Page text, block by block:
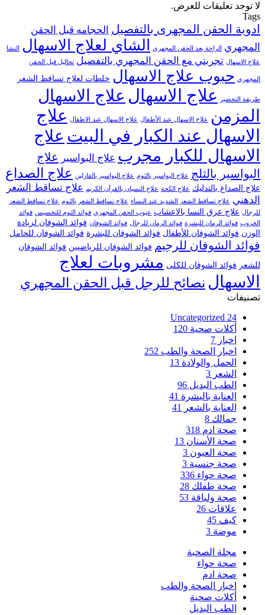
لا توجد تعليقات للعرض.
Tags
ادوية الحقن المجهرى بالتفصيل الحجامه قبل الحقن
المجهري
الراحة بعد الحقن المجهري الشاي لعلاج الاسهال النشا
علاج الاسهال تجربتي مع الحقن المجهري بالتفصيل تحاليل قبل الحقن
المجهري حبوب علاج الاسهال خلطات لعلاج تساقط الشعر
طريقة التحضير علاج الاسهال علاج الاسهال
المزمن
علاج الاسهال عند الأطفال علاج الاسهال عند الاطفال علاج
الاسهال عند الكبار في البيت علاج
الاسهال للكبار مجرب علاج البواسير علاج
البواسير بالثلج علاج البواسير بالثوم علاج البواسير بالفازلين علاج الصداع
علاج الصداع بالتدليك علاج الكحة علاج النسيان بالقرآن الكريم علاج تساقط الشعر
الدهني علاج تساقط الشعر الشديد عند النساء علاج تساقط الشعر بالثوم علاج تساقط الشعر
للرجال علاج عرق النسا بالاعشاب عيوب الحقن المجهري فوائد الثوم للتخسيس فوائد
الخروب فوائد الرمان للبشرة فوائد الرمان للرجال فوائد الشوفان فوائد الشوفان لزيادة
الوزن فوائد الشوفان للأطفال فوائد الشوفان للبشرة فوائد الشوفان للحامل
فوائد الشوفان للرجيم فوائد الشوفان للرياضيين فوائد الشوفان
للشعر فوائد الشوفان للكلى مشروبات لعلاج
الاسهال نصائح للرجل قبل الحقن المجهري
تصنيفات
Uncategorized 24
أكلات صحية 120
اخبار 7
اخبار الصحة والطب 252
الحمل والولادة 13
الشعر 3
الطب البديل 96
العناية بالبشرة 41
العناية بالشعر
41
جمالك 8
صحة ادم 318
صحة الأسنان 13
صحة العيون 3
صحة جنسية 3
صحة حواء 336
صحة طفلك 28
صحة ولياقة 53
علاقات 26
كيف 45
موضة 3
مجلة الصحبة
صحة حواء
صحة ادم
اخبار الصحة والطب
أكلات صحية
الطب البديل